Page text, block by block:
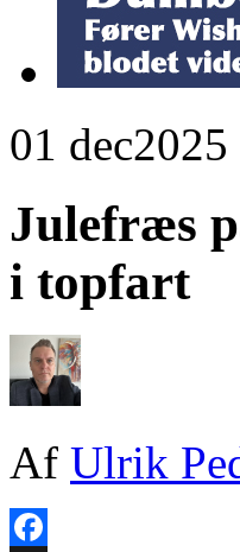
01 dec2025
Julefræs
i topfart
Af Ulrik